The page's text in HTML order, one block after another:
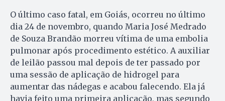
O último caso fatal, em Goiás, ocorreu no último
dia 24 de novembro, quando Maria José Medrado
de Souza Brandão morreu vítima de uma embolia
pulmonar após procedimento estético. A auxiliar
de leilão passou mal depois de ter passado por
uma sessão de aplicação de hidrogel para
aumentar das nádegas e acabou falecendo. Ela já
havia feito uma primeira aplicação, mas segundo